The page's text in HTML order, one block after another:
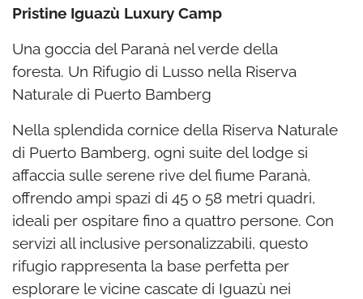
Pristine Iguazù Luxury Camp
Una goccia del Paranà nel verde della
foresta. Un Rifugio di Lusso nella Riserva
Naturale di Puerto Bamberg
Nella splendida cornice della Riserva Naturale
di Puerto Bamberg, ogni suite del lodge si
affaccia sulle serene rive del fiume Paranà,
offrendo ampi spazi di 45 o 58 metri quadri,
ideali per ospitare fino a quattro persone. Con
servizi all inclusive personalizzabili, questo
rifugio rappresenta la base perfetta per
esplorare le vicine cascate di Iguazù nei